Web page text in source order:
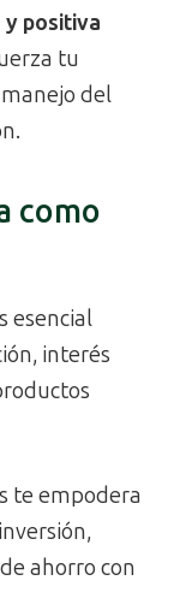
positiva
tu
del
como
esencial
interés
te empodera
ahorro con